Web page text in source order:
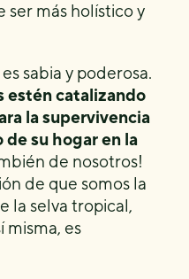
ser más holístico y
sabia y poderosa.
estén catalizando
la supervivencia
de su hogar en la
de nosotros!
de que somos la
la selva tropical,
misma, es